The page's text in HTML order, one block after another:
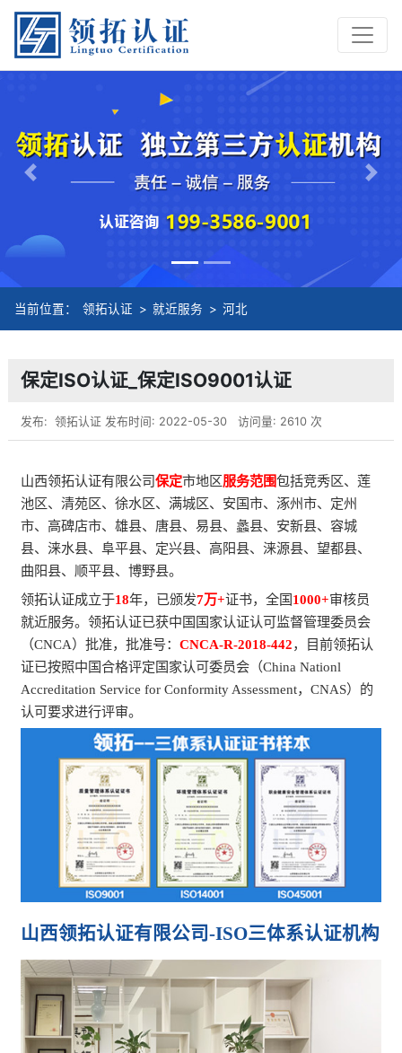
Previous Next
当前位置： 领拓认证 > 就近服务 > 河北
保定ISO认证_保定ISO9001认证
发布: 领拓认证 发布时间: 2022-05-30 访问量: 2610 次
山西领拓认证有限公司保定市地区服务范围包括竞秀区、莲
池区、清苑区、徐水区、满城区、安国市、涿州市、定州
市、高碑店市、雄县、唐县、易县、蠡县、安新县、容城
县、涞水县、阜平县、定兴县、高阳县、涞源县、望都县、
曲阳县、顺平县、博野县。
领拓认证成立于18年，已颁发7万+证书，全国1000+审核员
就近服务。领拓认证已获中国国家认证认可监督管理委员会
（CNCA）批准，批准号： CNCA-R-2018-442，目前领拓认
证已按照中国合格评定国家认可委员会（China Nationl
Accreditation Service for Conformity Assessment，CNAS）的
认可要求进行评审。
山西领拓认证有限公司-ISO三体系认证机构